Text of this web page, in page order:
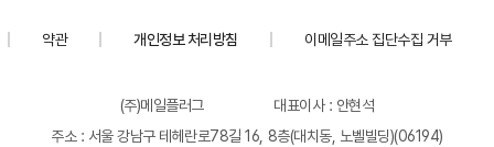
약관 개인정보 처리방침 이메일주소 집단수집 거부
(주)메일플러그
대표이사 : 안현석
주소 : 서울 강남구 테헤란로78길 16, 8층(대치동, 노벨빌딩)(06194)